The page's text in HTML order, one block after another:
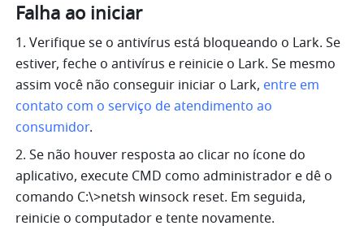
Falha ao iniciar
1. Verifique se o antivírus está bloqueando o Lark. Se
estiver, feche o antivírus e reinicie o Lark. Se mesmo
assim você não conseguir iniciar o Lark, entre em
contato com o serviço de atendimento ao
consumidor.
2. Se não houver resposta ao clicar no ícone do
aplicativo, execute CMD como administrador e dê o
comando C:\>netsh winsock reset. Em seguida,
reinicie o computador e tente novamente.